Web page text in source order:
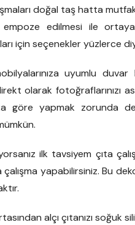
doğal taş hatta
edilmesi ile ortaya
için seçenekler yüzlerce
uyumlu duvar
olarak fotoğraflarınızı
göre yapmak zorunda
ilk tavsiyem çıta
yapabilirsiniz. Bu
alçı çıtanızı soğuk